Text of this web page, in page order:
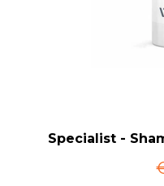
Specialist -